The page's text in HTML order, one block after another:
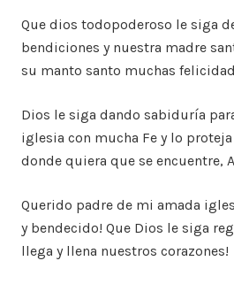
Que dios todopoderoso le siga
bendiciones y nuestra madre
su manto santo muchas
Dios le siga dando sabiduría
iglesia con mucha Fe y lo
donde quiera que se encuentre,
Querido padre de mi amada
y bendecido! Que Dios le siga
llega y llena nuestros corazones!